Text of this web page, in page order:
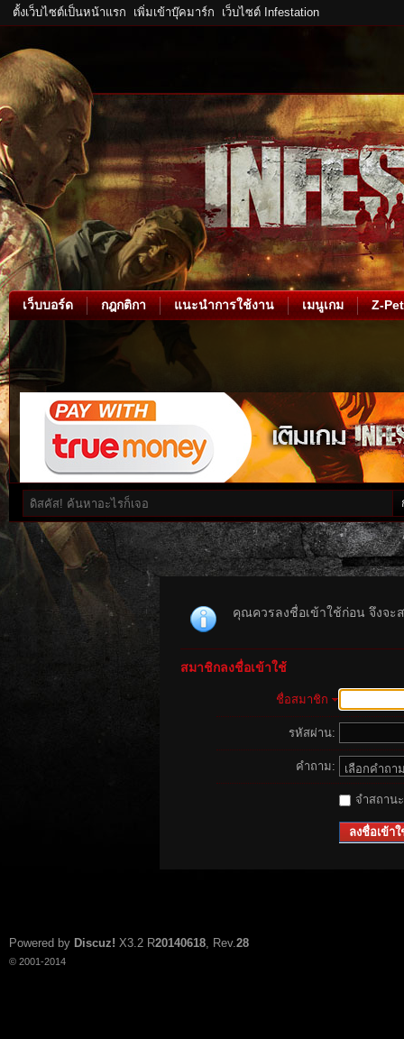
ตั้งเว็บไซต์เป็นหน้าแรก เพิ่มเข้าบุ๊คมาร์ก เว็บไซต์ Infestation
เว็บบอร์ด กฎกติกา แนะนำการใช้งาน เมนูเกม Z-Pet
คุณควรลงชื่อเข้าใช้ก่อน จึงจะ
สมาชิกลงชื่อเข้าใช้
ชื่อสมาชิก
รหัสผ่าน:
คำถาม:
จำสถาน
ลงชื่อเข้าใ
Powered by Discuz! X3.2 R20140618, Rev.28
© 2001-2014